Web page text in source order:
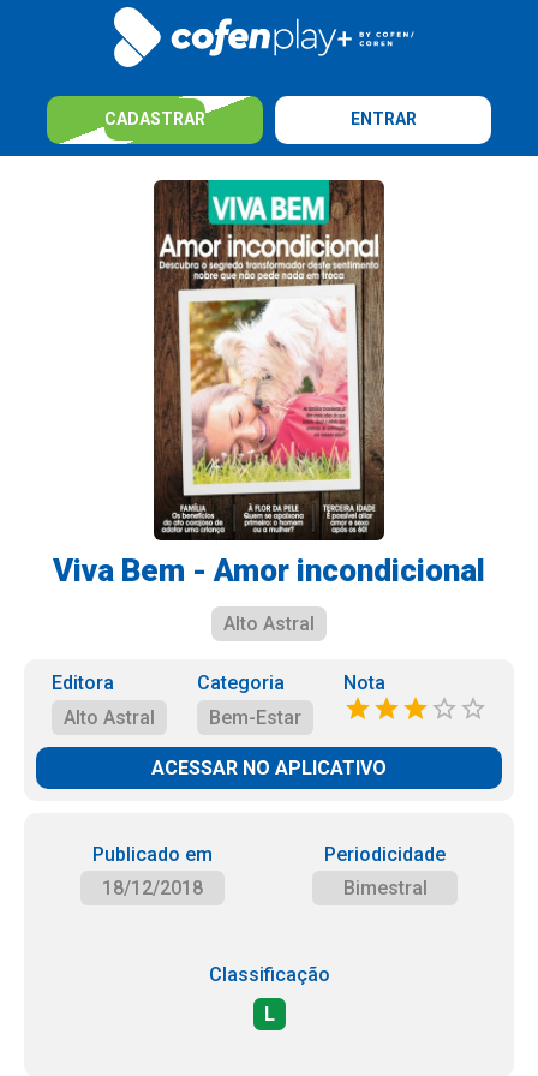
CADASTRAR ENTRAR
Viva Bem - Amor incondicional
Alto Astral
Editora
Alto Astral
Categoria
Bem-Estar
Nota
ACESSAR NO APLICATIVO
Publicado em
18/12/2018
Periodicidade
Bimestral
Classificação
L